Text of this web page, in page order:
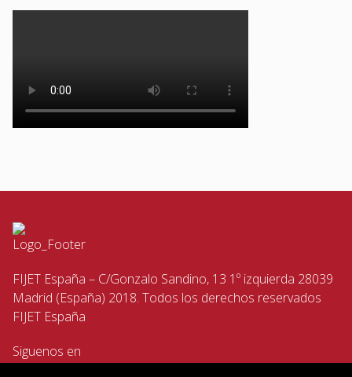
FIJET España – C/Gonzalo Sandino, 13 1º izquierda 28039
Madrid (España) 2018. Todos los derechos reservados
FIJET España
Siguenos en